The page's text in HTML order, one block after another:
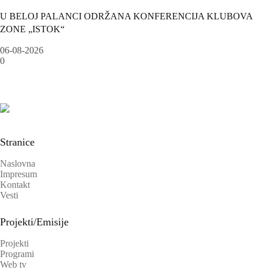
U BELOJ PALANCI ODRŽANA KONFERENCIJA KLUBOVA
ZONE „ISTOK“
06-08-2026
0
Stranice
Naslovna
Impresum
Kontakt
Vesti
Projekti/Emisije
Projekti
Programi
Web tv